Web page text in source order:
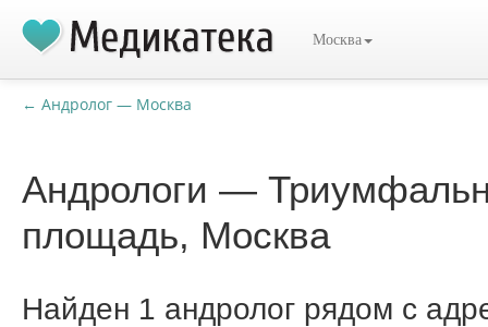
Москва
← Андролог — Москва
Андрологи —
площадь, Москва
Найден 1 андролог рядом с